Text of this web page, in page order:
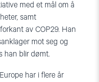
med et mål om å
samt
av COP29. Han
mot seg og
han blir dømt.
har i flere år